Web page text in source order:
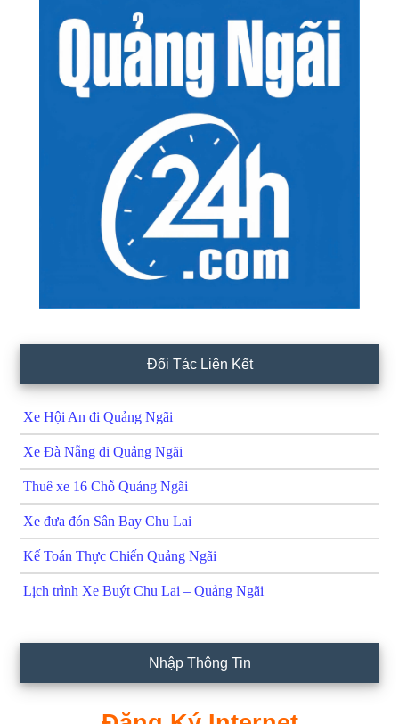
Đối Tác Liên Kết
Xe Hội An đi Quảng Ngãi
Xe Đà Nẵng đi Quảng Ngãi
Thuê xe 16 Chỗ Quảng Ngãi
Xe đưa đón Sân Bay Chu Lai
Kế Toán Thực Chiến Quảng Ngãi
Lịch trình Xe Buýt Chu Lai – Quảng Ngãi
Nhập Thông Tin